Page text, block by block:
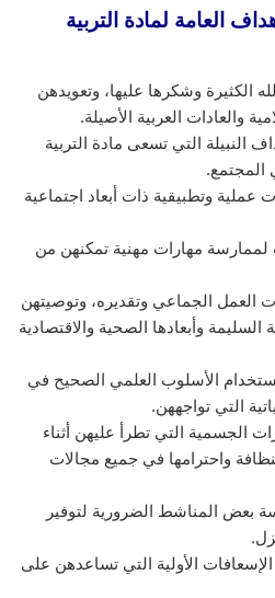
العامة لمادة التربية
الكثيرة وشكرها عليها، وتعويدهن
والعادات العربية الأصيلة.
النبيلة التي تسعى مادة التربية
المجتمع.
عملية وتطبيقية ذات أبعاد اجتماعية
لممارسة مهارات مهنية تمكنهن من
العمل الجماعي وتقديره، وتوصيتهن
السليمة وأبعادها الصحية والاقتصادية
الأسلوب العلمي الصحيح في
التي تواجههن.
الجسمية التي تطرأ عليهن أثناء
واحترامها في جميع مجالات
بعض المناشط الضرورية لتوفير
الأولية التي تساعدهن على